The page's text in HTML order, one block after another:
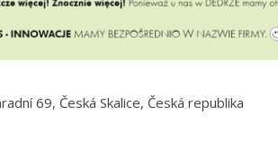
69, Česká Skalice, Česká republika